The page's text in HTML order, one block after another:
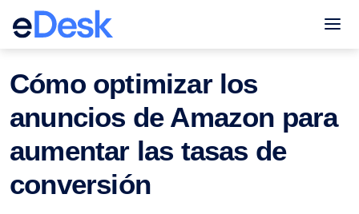
eCommerce Support Central
Cómo optimizar los
anuncios de Amazon para
aumentar las tasas de
conversión